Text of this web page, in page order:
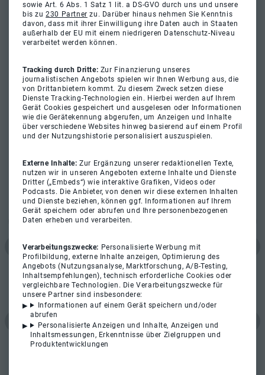
sowie Art. 6 Abs. 1 Satz 1 lit. a DS-GVO durch uns und unsere
bis zu230 Partner zu. Darüber hinaus nehmen Sie Kenntnis
davon, dass mit ihrer Einwilligung ihre Daten auch in Staaten
außerhalb der EU mit einem niedrigeren Datenschutz-Niveau
verarbeitet werden können.
Tracking durch Dritte: Zur Finanzierung unseres
journalistischen Angebots spielen wir Ihnen Werbung aus, die
von Drittanbietern kommt. Zu diesem Zweck setzen diese
Dienste Tracking-Technologien ein. Hierbei werden auf Ihrem
Gerät Cookies gespeichert und ausgelesen oder Informationen
wie die Gerätekennung abgerufen, um Anzeigen und Inhalte
über verschiedene Websites hinweg basierend auf einem Profil
und der Nutzungshistorie personalisiert auszuspielen.
Externe Inhalte:Zur Ergänzung unserer redaktionellen Texte,
nutzen wir in unseren Angeboten externe Inhalte und Dienste
Dritter („Embeds“) wie interaktive Grafiken, Videos oder
Podcasts. Die Anbieter, von denen wir diese externen Inhalten
und Dienste beziehen, können ggf. Informationen auf Ihrem
Gerät speichern oder abrufen und Ihre personenbezogenen
Daten erheben und verarbeiten.
Verarbeitungszwecke: Personalisierte Werbung mit
Profilbildung, externe Inhalte anzeigen, Optimierung des
Angebots (Nutzungsanalyse, Marktforschung, A/B-Testing,
Inhaltsempfehlungen), technisch erforderliche Cookies oder
vergleichbare Technologien. Die Verarbeitungszwecke für
unsere Partner sind insbesondere:
Informationen auf einem Gerät speichern und/oder
abrufen
Personalisierte Anzeigen und Inhalte, Anzeigen und
Inhaltsmessungen, Erkenntnisse über Zielgruppen und
Produktentwicklungen